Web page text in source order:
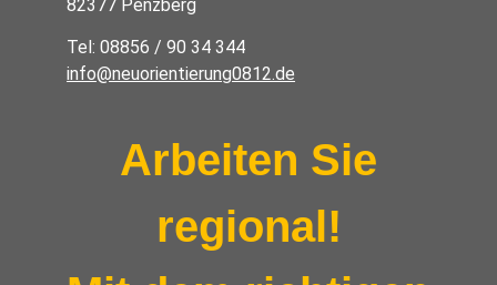
82377 Penzberg
Tel: 08856 / 90 34 344
info@neuorientierung0812.de
Arbeiten Sie
regional!